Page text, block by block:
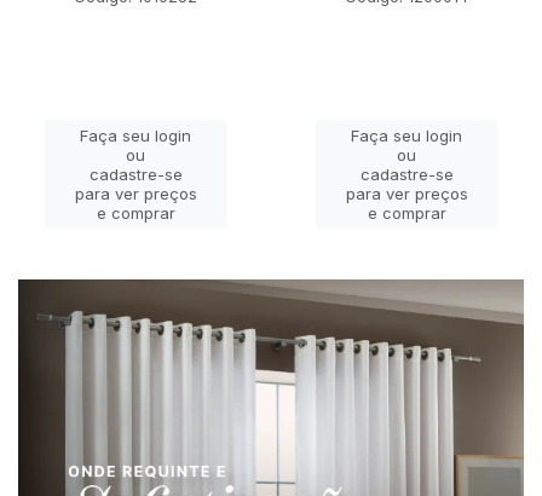
Faça seu login
ou
cadastre-se
para ver preços
e comprar
Faça seu login
ou
cadastre-se
para ver preços
e comprar